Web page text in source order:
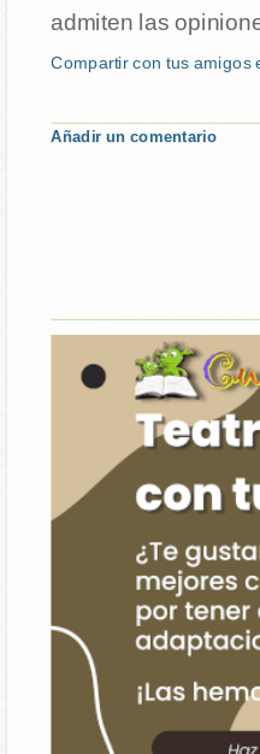
admiten las
Compartir con tus amigos
Añadir un comentario